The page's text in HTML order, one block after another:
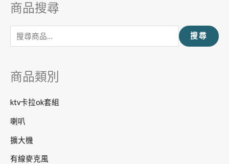
商品搜尋
搜
關
:
搜尋
商品類別
ktv卡拉ok套組
喇叭
擴大機
有線麥克風